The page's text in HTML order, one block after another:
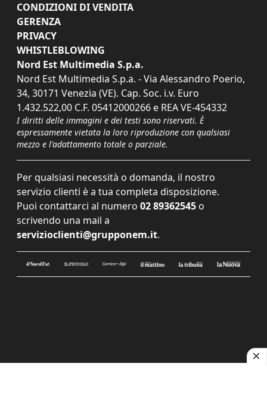
CONDIZIONI DI VENDITA
GERENZA
PRIVACY
WHISTLEBLOWING
Nord Est Multimedia S.p.a.
Nord Est Multimedia S.p.a. - Via Alessandro Poerio,
34, 30171 Venezia (VE). Cap. Soc. i.v. Euro
1.432.522,00 C.F. 05412000266 e REA VE-454332
I diritti delle immagini e dei testi sono riservati. È
espressamente vietata la loro riproduzione con qualsiasi
mezzo e l'adattamento totale o parziale.
Per qualsiasi necessità o domanda, il nostro
servizio clienti è a tua completa disposizione.
Puoi contattarci al numero 02 89362545 o
scrivendo una mail a
servizioclienti@grupponem.it.